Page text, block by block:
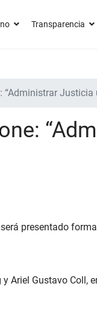
Transparencia
Justicia
presentado
Ariel Gustavo Coll,